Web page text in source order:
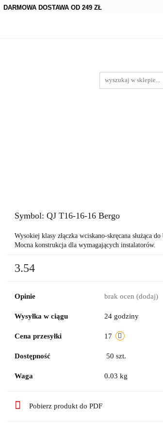
DARMOWA DOSTAWA OD 249 ZŁ
Symbol: QJ T16-16-16 Bergo
Wysokiej klasy złączka wciskano-skręcana służąca
Mocna konstrukcja dla wymagających instalatorów.
3.54
Opinie brak ocen (dodaj)
Wysyłka w ciągu 24 godziny
Cena przesyłki 17
Dostępność 50 szt.
Waga 0.03 kg
Pobierz produkt do PDF